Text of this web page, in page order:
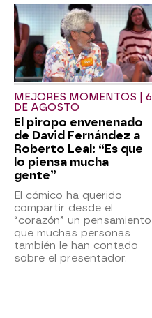
MEJORES MOMENTOS | 6
DE AGOSTO
El piropo envenenado
de David Fernández a
Roberto Leal: “Es que
lo piensa mucha
gente”
El cómico ha querido
compartir desde el
“corazón” un pensamiento
que muchas personas
también le han contado
sobre el presentador.